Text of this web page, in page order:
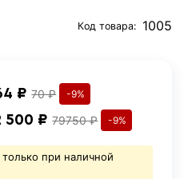
Код товара: 1005
₽ 70 ₽ -9%
500 ₽ 79750 ₽ -9%
при наличной